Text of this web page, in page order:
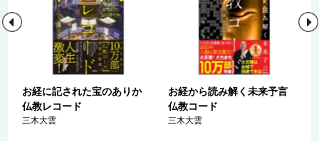
お経に記された宝のありか
仏教レコード
三木大雲
お経から読み解く未来予言
仏教コード
三木大雲